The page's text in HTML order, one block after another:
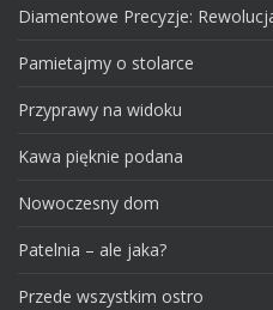
Diamentowe Precyzje:
Pamietajmy o stolarce
Przyprawy na widoku
Kawa pięknie podana
Nowoczesny dom
Patelnia – ale jaka?
Przede wszystkim ostro